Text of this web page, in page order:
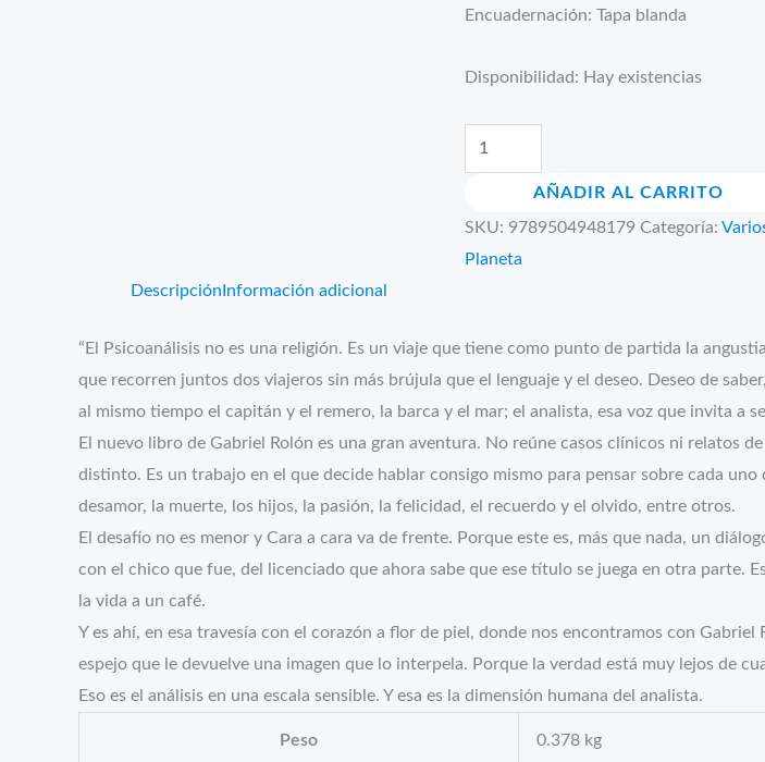
Encuadernación: Tapa blanda
Disponibilidad: Hay existencias
Cara
a
cantidad
AÑADIR AL CARRITO
SKU: 9789504948179 Categoría:
Planeta
Descripción Información adicional
“El Psicoanálisis no es una religión. Es un viaje que tiene como punto de partida la
que recorren juntos dos viajeros sin más brújula que el lenguaje y el deseo. Deseo de
al mismo tiempo el capitán y el remero, la barca y el mar; el analista, esa voz que invita a
El nuevo libro de Gabriel Rolón es una gran aventura. No reúne casos clínicos ni relatos
distinto. Es un trabajo en el que decide hablar consigo mismo para pensar sobre cada uno
desamor, la muerte, los hijos, la pasión, la felicidad, el recuerdo y el olvido, entre otros.
El desafío no es menor y Cara a cara va de frente. Porque este es, más que nada, un
con el chico que fue, del licenciado que ahora sabe que ese título se juega en otra parte.
la vida a un café.
Y es ahí, en esa travesía con el corazón a flor de piel, donde nos encontramos con Gabriel
espejo que le devuelve una imagen que lo interpela. Porque la verdad está muy lejos de
Eso es el análisis en una escala sensible. Y esa es la dimensión humana del analista.
Peso 0.378 kg